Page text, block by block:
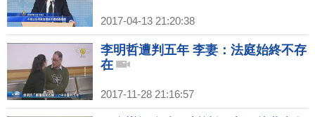
2017-04-13 21:20:38
李明哲遭判五年 李妻：法庭始終不存
在
2017-11-28 21:16:57